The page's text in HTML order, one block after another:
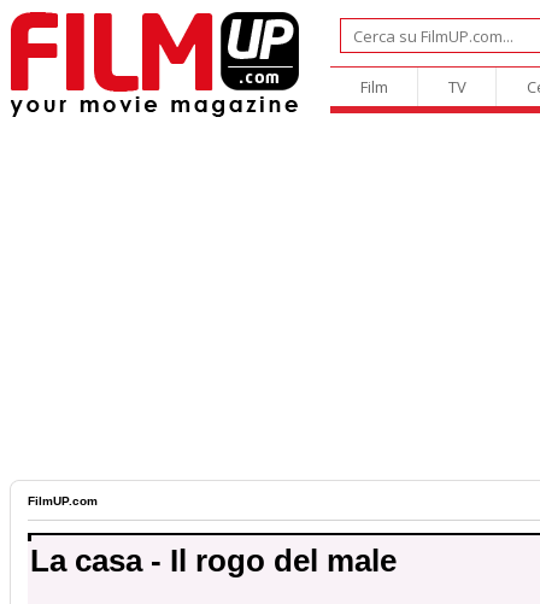
Film TV
FilmUP.com
La casa - Il rogo del male